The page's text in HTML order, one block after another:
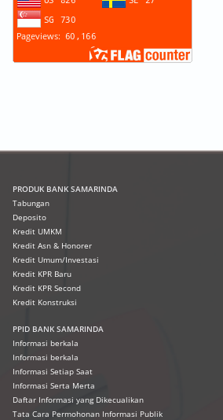
PRODUK BANK SAMARINDA
Tabungan
Deposito
Kredit UMKM
Kredit Asn & Honorer
Kredit Umum/Investasi
Kredit KPR Baru
Kredit KPR Second
Kredit Konstruksi
PPID BANK SAMARINDA
Informasi berkala
Informasi berkala
Informasi Setiap Saat
Informasi Serta Merta
Daftar Informasi yang Dikecualikan
Tata Cara Permohonan Informasi Publik